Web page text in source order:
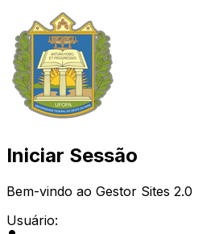
Iniciar Sessão
Bem-vindo ao Gestor Sites 2.0
Usuário: